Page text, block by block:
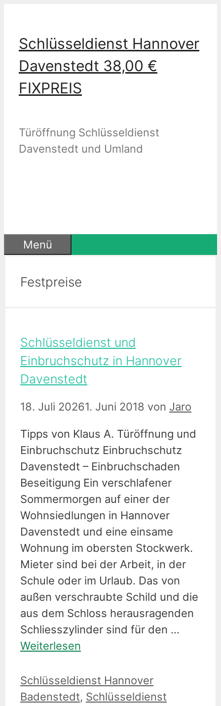
springen
Schlüsseldienst Hannover
Davenstedt 38,00 €
FIXPREIS
Türöffnung Schlüsseldienst
Davenstedt und Umland
Menü
Festpreise
Schlüsseldienst und
Einbruchschutz in Hannover
Davenstedt
18. Juli 20261. Juni 2018 von Jaro
Tipps von Klaus A. Türöffnung und
Einbruchschutz Einbruchschutz
Davenstedt – Einbruchschaden
Beseitigung Ein verschlafener
Sommermorgen auf einer der
Wohnsiedlungen in Hannover
Davenstedt und eine einsame
Wohnung im obersten Stockwerk.
Mieter sind bei der Arbeit, in der
Schule oder im Urlaub. Das von
außen verschraubte Schild und die
aus dem Schloss herausragenden
Schliesszylinder sind für den …
Weiterlesen
Kategorien
Schlüsseldienst Hannover
Badenstedt, Schlüsseldienst